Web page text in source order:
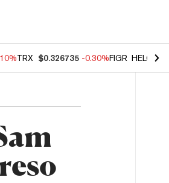
TRX $0.326735 -0.30%FIGR_HELOC